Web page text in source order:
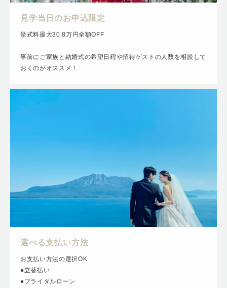
見学当日のお申込限定
挙式料最大30.8万円全額OFF
事前にご家族と結婚式の希望日程や招待ゲストの人数を相談して
おくのがオススメ！
選べる支払い方法
お支払い方法の選択OK
●立替払い
●ブライダルローン